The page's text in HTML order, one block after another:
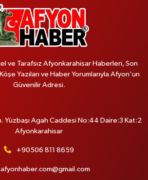
ve Tarafsız Afyonkarahisar Haberleri, Son
Yazıları ve Haber Yorumlarıyla Afyon'un
Güvenilir Adresi.
Yüzbaşı Agah Caddesi No:44 Daire:3 Kat:2
Afyonkarahisar
+90506 811 8659
afyonhaber.com@gmail.com